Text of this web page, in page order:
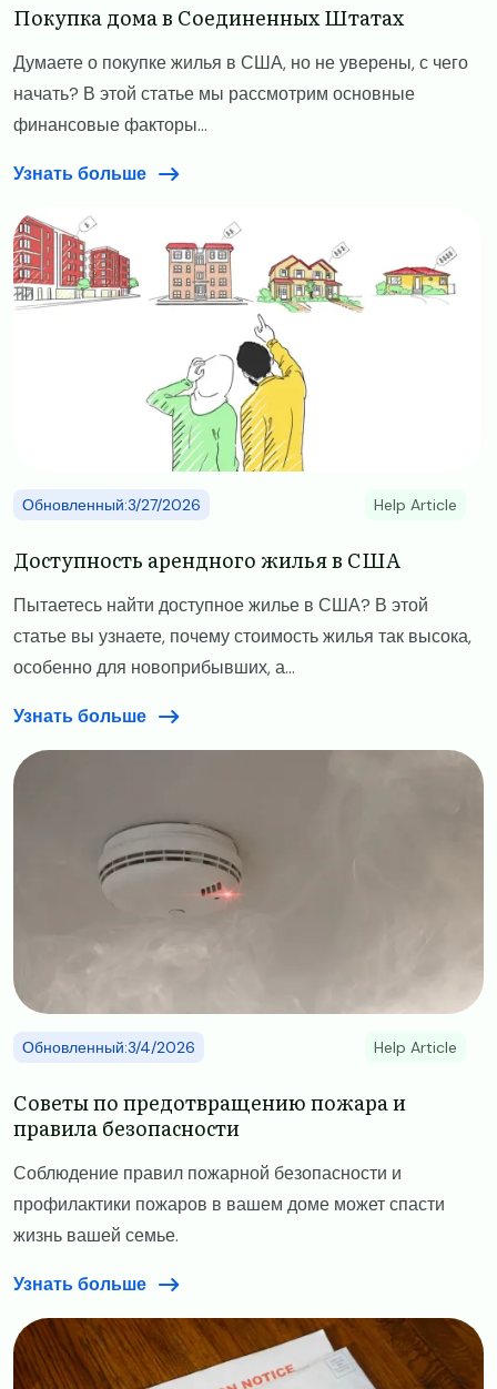
​​Покупка дома в Соединенных Штатах​
Думаете о покупке жилья в США, но не уверены, с чего
начать? В этой статье мы рассмотрим основные
финансовые факторы...
Узнать больше
Image
Обновленный:3/27/2026 Help Article
​​Доступность арендного жилья в США​
Пытаетесь найти доступное жилье в США? В этой
статье вы узнаете, почему стоимость жилья так высока,
особенно для новоприбывших, а...
Узнать больше
Image
Обновленный:3/4/2026 Help Article
Советы по предотвращению пожара и
правила безопасности
Соблюдение правил пожарной безопасности и
профилактики пожаров в вашем доме может спасти
жизнь вашей семье.
Узнать больше
Image